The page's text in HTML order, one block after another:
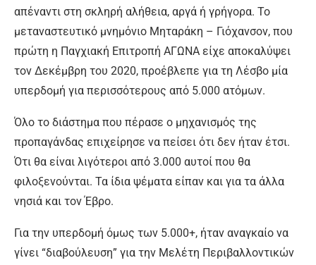
απέναντι στη σκληρή αλήθεια, αργά ή γρήγορα. Το
μεταναστευτικό μνημόνιο Μηταράκη – Γιόχανσον, που
πρώτη η Παγχιακή Επιτροπή ΑΓΩΝΑ είχε αποκαλύψει
τον Δεκέμβρη του 2020, προέβλεπε για τη Λέσβο μία
υπερδομή για περισσότερους από 5.000 ατόμων.
Όλο το διάστημα που πέρασε ο μηχανισμός της
προπαγάνδας επιχείρησε να πείσει ότι δεν ήταν έτσι.
Ότι θα είναι λιγότεροι από 3.000 αυτοί που θα
φιλοξενούνται. Τα ίδια ψέματα είπαν και για τα άλλα
νησιά και τον Έβρο.
Για την υπερδομή όμως των 5.000+, ήταν αναγκαίο να
γίνει “διαβούλευση” για την Μελέτη Περιβαλλοντικών